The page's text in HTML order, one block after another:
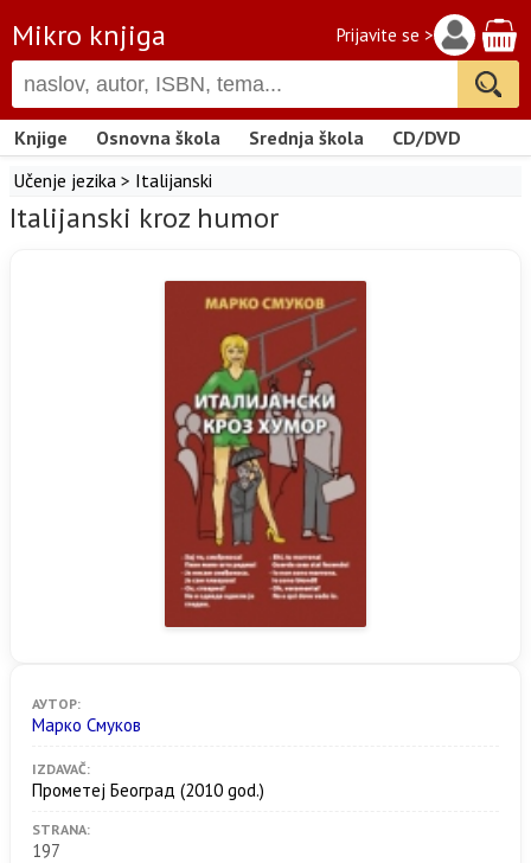
Mikro knjiga Prijavite se >
Knjige Osnovna škola Srednja škola
CD/DVD
Učenje jezika > Italijanski
Italijanski kroz humor
АУТОР:
Марко Смуков
IZDAVAČ:
Прометеј Београд (2010 god.)
STRANA:
197